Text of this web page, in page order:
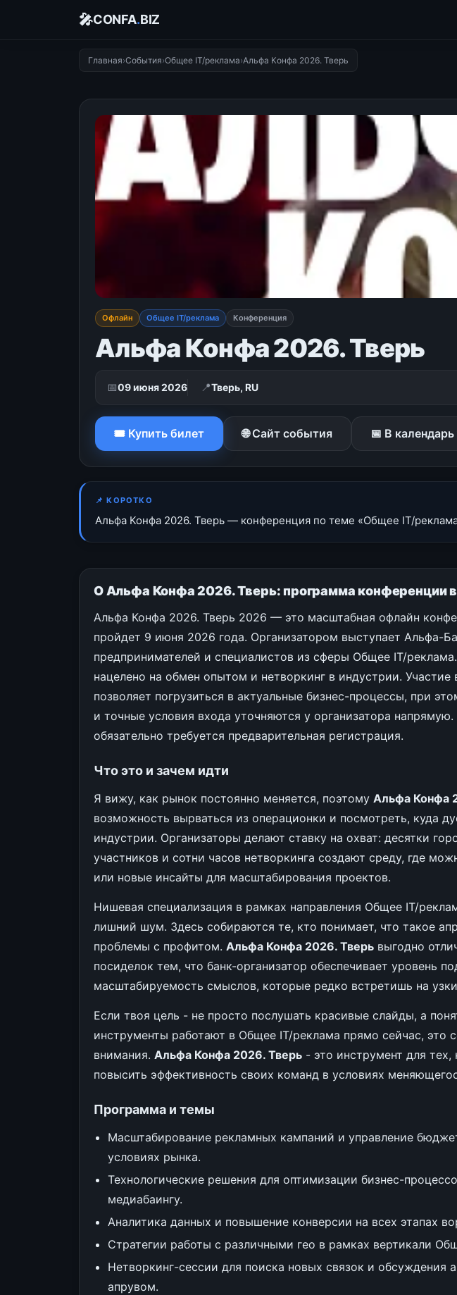
🎤CONFA.BIZ
Главная›События›Общее IT/реклама›Альфа Конфа 2026. Тверь
Офлайн Общее IT/реклама Конференция
Альфа Конфа 2026. Тверь
📅09 июня 2026 📍Тверь, RU
🎟 Купить билет 🌐 Сайт события 📅 В календарь
📌 КОРОТКО
Альфа Конфа 2026. Тверь — конференция по теме «Общее IT/
О Альфа Конфа 2026. Тверь: программа конференции
Альфа Конфа 2026. Тверь 2026 — это масштабная офлайн
пройдет 9 июня 2026 года. Организатором выступает Альфа-
предпринимателей и специалистов из сферы Общее IT/
нацелено на обмен опытом и нетворкинг в индустрии. Участие
позволяет погрузиться в актуальные бизнес-процессы, при
и точные условия входа уточняются у организатора
обязательно требуется предварительная регистрация.
Что это и зачем идти
Я вижу, как рынок постоянно меняется, поэтому Альфа Конфа
возможность вырваться из операционки и посмотреть, куда
индустрии. Организаторы делают ставку на охват: десятки
участников и сотни часов нетворкинга создают среду, где
или новые инсайты для масштабирования проектов.
Нишевая специализация в рамках направления Общее IT/
лишний шум. Здесь собираются те, кто понимает, что такое
проблемы с профитом. Альфа Конфа 2026. Тверь выгодно
посиделок тем, что банк-организатор обеспечивает уровень
масштабируемость смыслов, которые редко встретишь на
Если твоя цель - не просто послушать красивые слайды, а
инструменты работают в Общее IT/реклама прямо сейчас, это
внимания. Альфа Конфа 2026. Тверь - это инструмент для
повысить эффективность своих команд в условиях
Программа и темы
Масштабирование рекламных кампаний и управление
условиях рынка.
Технологические решения для оптимизации бизнес-
медиабаингу.
Аналитика данных и повышение конверсии на всех этапах
Стратегии работы с различными гео в рамках вертикали
Нетворкинг-сессии для поиска новых связок и обсуждения
апрувом.